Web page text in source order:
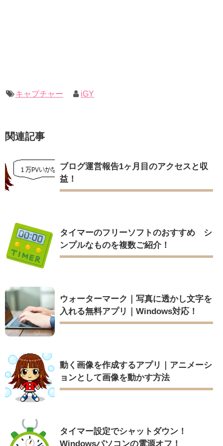
キャプチャー iGY
関連記事
ブログ運営報告1ヶ月目のアクセスと収
益！
タイマーのフリーソフトのおすすめ シ
ンプルなものを複数ご紹介！
ウォーターマーク｜写真に透かし文字を
入れる無料アプリ｜Windows対応！
動く画像を作成するアプリ｜アニメーシ
ョンとして画像を動かす方法
タイマー設定でシャットダウン！
Windowsパソコンの電源オフ！